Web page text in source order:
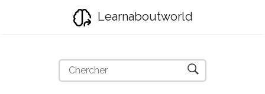
Learnaboutworld